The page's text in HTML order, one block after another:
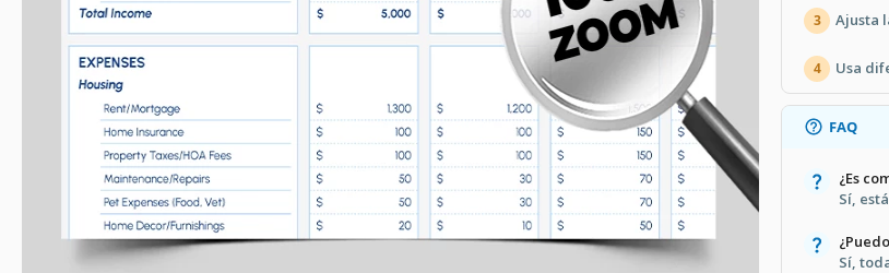
3 Ajusta
4 Usa
FAQ
¿Es
Sí,
Sí,